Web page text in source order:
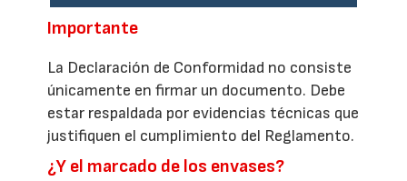
Importante
La Declaración de Conformidad no consiste
únicamente en firmar un documento. Debe
estar respaldada por evidencias técnicas que
justifiquen el cumplimiento del Reglamento.
¿Y el marcado de los envases?